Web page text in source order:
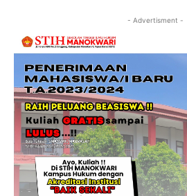
- Advertisment -